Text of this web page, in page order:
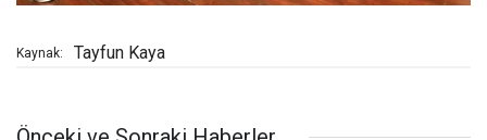
Kaynak: Tayfun Kaya